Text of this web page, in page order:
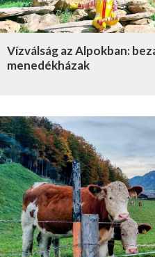
Vízválság az Alpokban:
menedékházak